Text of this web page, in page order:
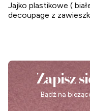
Jajko plastikowe (
decoupage z
Zapisz
Bądź na